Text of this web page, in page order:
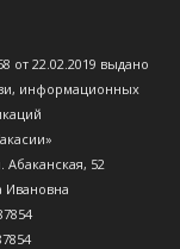
от 22.02.2019 выдано
информационных
Абаканская, 52
Ивановна